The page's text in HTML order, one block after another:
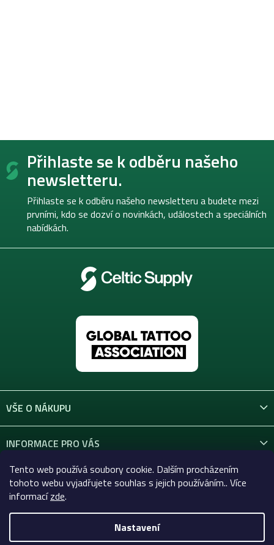
Tento web používá soubory cookie. Dalším procházením
tohoto webu vyjadřujete souhlas s jejich používáním.. Více
informacízde.
Nastavení
Z
Přihlaste se k odběru našeho
newsletteru.
Přihlaste se k odběru našeho newsletteru a budete mezi
prvními, kdo se dozví o novinkách, událostech a speciálních
nabídkách.
VŠE O NÁKUPU
INFORMACE PRO VÁS
KONTAKT